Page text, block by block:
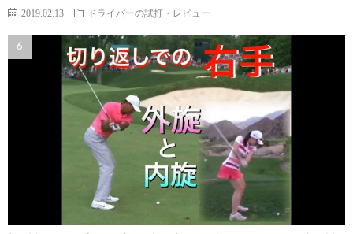
2019.02.13 ドライバーの試打・レビュー